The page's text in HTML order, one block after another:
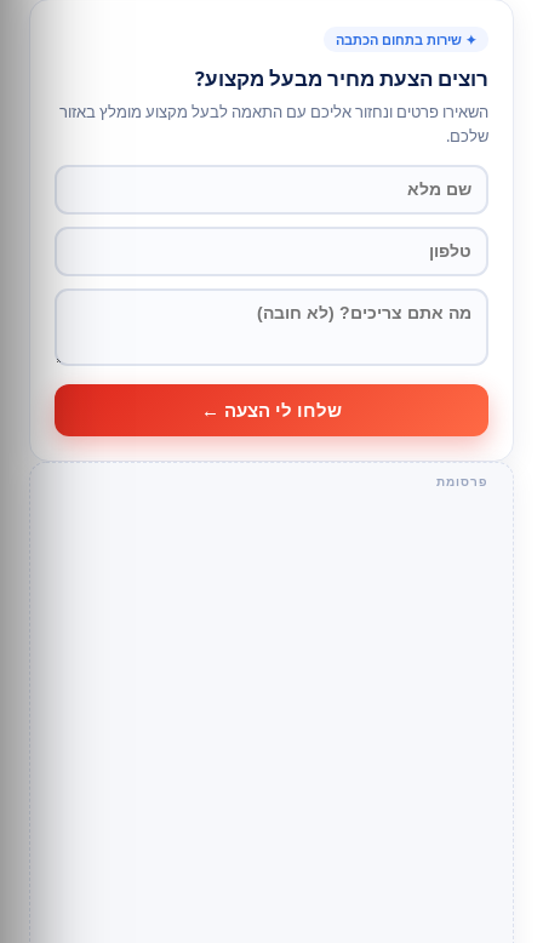
✦ שירות בתחום הכתבה
רוצים הצעת מחיר מבעל מקצוע?
השאירו פרטים ונחזור אליכם עם התאמה לבעל מקצוע מומלץ באזור
שלכם.
שלחו לי הצעה ←